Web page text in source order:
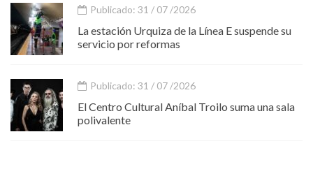
Publicado: 31 / 07 /2026
La estación Urquiza de la Línea E suspende su
servicio por reformas
Publicado: 31 / 07 /2026
El Centro Cultural Aníbal Troilo suma una sala
polivalente